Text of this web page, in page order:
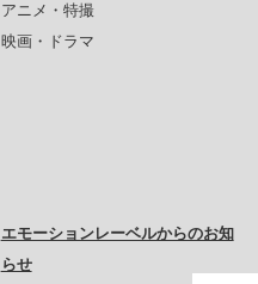
アニメ・特撮
映画・ドラマ
エモーションレーベルからのお知
らせ